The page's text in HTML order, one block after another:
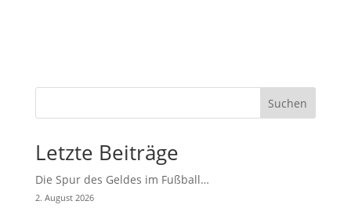
Suchen
Letzte Beiträge
Die Spur des Geldes im Fußball…
2. August 2026